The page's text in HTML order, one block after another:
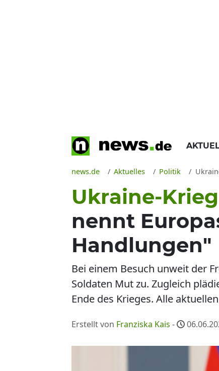
news.de Aktuelles Politik
Ukraine-
nennt
Handlungen"
Bei einem Besuch unweit der
Soldaten Mut zu. Zugleich
Ende des Krieges. Alle
Erstellt von Franziska Kais -